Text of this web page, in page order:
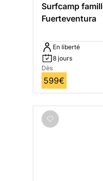
Surfcamp
Fuerteventura
En liberté
8 jours
Dès
599€